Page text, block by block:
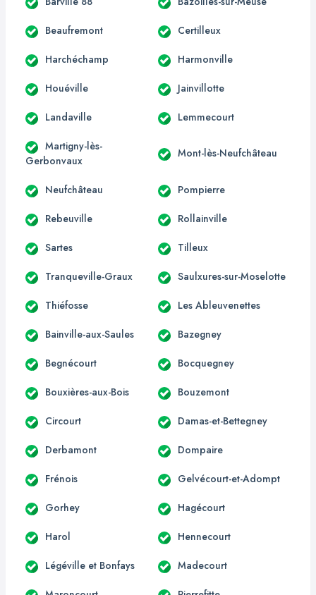
Beaufremont Certilleux
Harchéchamp Harmonville
Houéville Jainvillotte
Landaville Lemmecourt
Martigny-lès-
Gerbonvaux
Mont-lès-Neufchâteau
Neufchâteau Pompierre
Rebeuville Rollainville
Sartes Tilleux
Tranqueville-Graux Saulxures-sur-Moselotte
Thiéfosse Les Ableuvenettes
Bainville-aux-Saules Bazegney
Begnécourt Bocquegney
Bouxières-aux-Bois Bouzemont
Circourt Damas-et-Bettegney
Derbamont Dompaire
Frénois Gelvécourt-et-Adompt
Gorhey Hagécourt
Harol Hennecourt
Légéville et Bonfays Madecourt